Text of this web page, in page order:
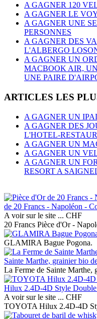
A GAGNER 120
A GAGNER LE
A GAGNER UNE
PERSONNES
A GAGNER DES
L'ALBERGO
A GAGNER UN
MACBOOK AIR,
UNE PAIRE
ARTICLES LES
A GAGNER UN
A GAGNER DES
L'HOTEL-
A GAGNER UN
A GAGNER UN
A GAGNER UN
RESORT A
de 20 Francs - Napoléon -
A voir sur le site ... CHF
20 Francs Pièce d'Or -
GLAMIRA Bague Pogona.
Sainte Marthe, grainier bio
La Ferme de Sainte Marthe,
Hilux 2.4D-4D Style
A voir sur le site ... CHF
TOYOTA Hilux 2.4D-4D